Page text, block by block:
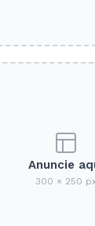
Anuncie
300 × 250